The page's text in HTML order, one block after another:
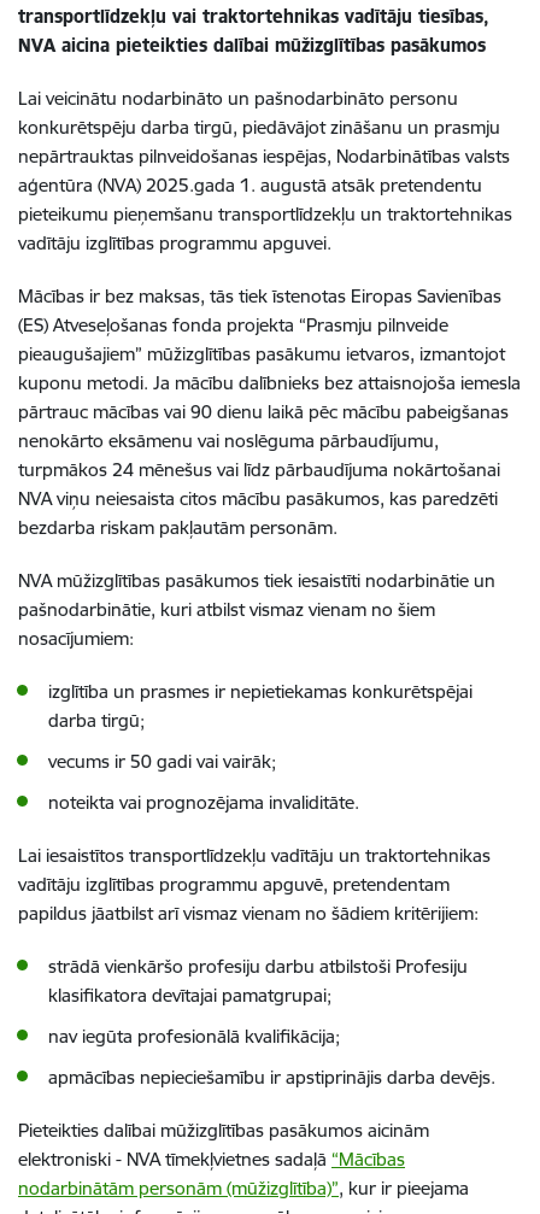
transportlīdzekļu vai traktortehnikas vadītāju tiesības,
NVA aicina pieteikties dalībai mūžizglītības pasākumos
Lai veicinātu nodarbināto un pašnodarbināto personu
konkurētspēju darba tirgū, piedāvājot zināšanu un prasmju
nepārtrauktas pilnveidošanas iespējas, Nodarbinātības valsts
aģentūra (NVA) 2025.gada 1. augustā atsāk pretendentu
pieteikumu pieņemšanu transportlīdzekļu un traktortehnikas
vadītāju izglītības programmu apguvei.
Mācības ir bez maksas, tās tiek īstenotas Eiropas Savienības
(ES) Atveseļošanas fonda projekta “Prasmju pilnveide
pieaugušajiem” mūžizglītības pasākumu ietvaros, izmantojot
kuponu metodi. Ja mācību dalībnieks bez attaisnojoša iemesla
pārtrauc mācības vai 90 dienu laikā pēc mācību pabeigšanas
nenokārto eksāmenu vai noslēguma pārbaudījumu,
turpmākos 24 mēnešus vai līdz pārbaudījuma nokārtošanai
NVA viņu neiesaista citos mācību pasākumos, kas paredzēti
bezdarba riskam pakļautām personām.
NVA mūžizglītības pasākumos tiek iesaistīti nodarbinātie un
pašnodarbinātie, kuri atbilst vismaz vienam no šiem
nosacījumiem:
izglītība un prasmes ir nepietiekamas konkurētspējai
darba tirgū;
vecums ir 50 gadi vai vairāk;
noteikta vai prognozējama invaliditāte.
Lai iesaistītos transportlīdzekļu vadītāju un traktortehnikas
vadītāju izglītības programmu apguvē, pretendentam
papildus jāatbilst arī vismaz vienam no šādiem kritērijiem:
strādā vienkāršo profesiju darbu atbilstoši Profesiju
klasifikatora devītajai pamatgrupai;
nav iegūta profesionālā kvalifikācija;
apmācības nepieciešamību ir apstiprinājis darba devējs.
Pieteikties dalībai mūžizglītības pasākumos aicinām
elektroniski - NVA tīmekļvietnes sadaļā “Mācības
nodarbinātām personām (mūžizglītība)”, kur ir pieejama